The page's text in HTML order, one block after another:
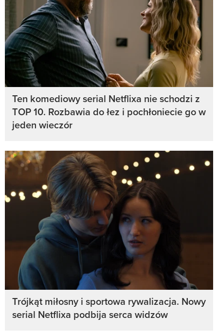
Ten komediowy serial Netflixa nie schodzi z
TOP 10. Rozbawia do łez i pochłoniecie go w
jeden wieczór
Trójkąt miłosny i sportowa rywalizacja. Nowy
serial Netflixa podbija serca widzów